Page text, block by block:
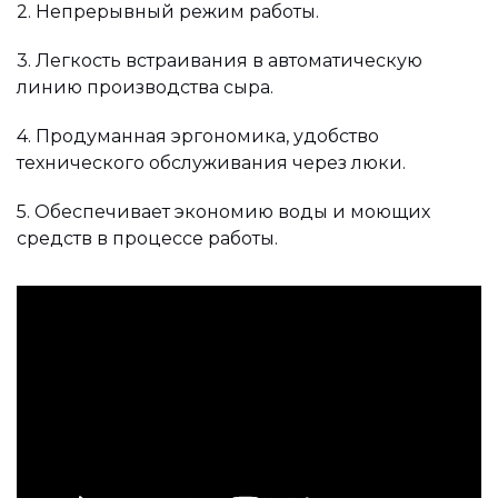
2. Непрерывный режим работы.
3. Легкость встраивания в автоматическую
линию производства сыра.
4. Продуманная эргономика, удобство
технического обслуживания через люки.
5. Обеспечивает экономию воды и моющих
средств в процессе работы.